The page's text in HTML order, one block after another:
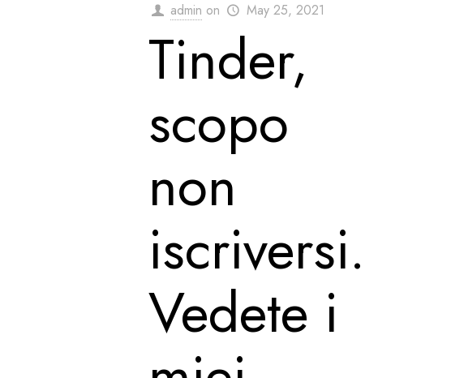
admin on May 25, 2021
Tinder,
scopo
non
iscriversi.
Vedete i